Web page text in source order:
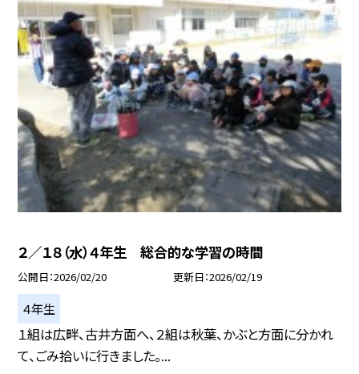
２／１８（水）４年生 総合的な学習の時間
公開日 2026/02/20 更新日 2026/02/19
４年生
１組は広畔、古井方面へ、２組は秋葉、かぶと方面に分かれ
て、ごみ拾いに行きました。...